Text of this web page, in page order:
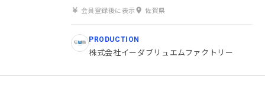
会員登録後に表示 佐賀県
PRODUCTION
株式会社イーダブリュエムファクトリー